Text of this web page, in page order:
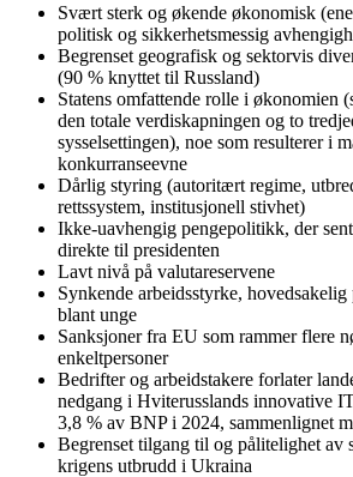
Svært sterk og økende økonomisk
politisk og sikkerhetsmessig
Begrenset geografisk og sektorvis
(90 % knyttet til Russland)
Statens omfattende rolle i økonomien
den totale verdiskapningen og to
sysselsettingen), noe som resulterer i
konkurranseevne
Dårlig styring (autoritært regime,
rettssystem, institusjonell stivhet)
Ikke-uavhengig pengepolitikk, der
direkte til presidenten
Lavt nivå på valutareservene
Synkende arbeidsstyrke,
blant unge
Sanksjoner fra EU som rammer flere
enkeltpersoner
Bedrifter og arbeidstakere forlater
nedgang i Hviterusslands innovative
3,8 % av BNP i 2024, sammenlignet
Begrenset tilgang til og pålitelighet av
krigens utbrudd i Ukraina